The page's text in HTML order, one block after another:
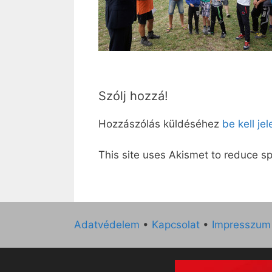
Szólj hozzá!
Hozzászólás küldéséhez be kell
This site uses Akismet to reduce
Adatvédelem • Kapcsolat • Impresszum